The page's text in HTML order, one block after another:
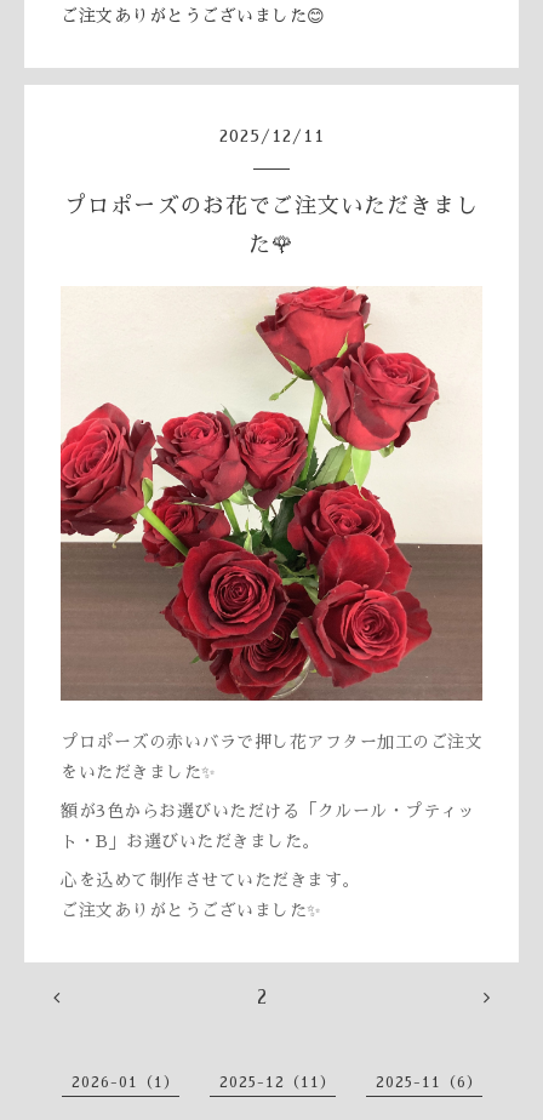
ご注文ありがとうございました😊
2025 / 12 / 11
プロポーズのお花でご注文いただきまし
た🌹
プロポーズの赤いバラで押し花アフター加工のご注文
をいただきました✨
額が3色からお選びいただける「クルール・プティッ
ト・B」お選びいただきました。
心を込めて制作させていただきます。
ご注文ありがとうございました✨
2
2026-01（1） 2025-12（11） 2025-11（6）